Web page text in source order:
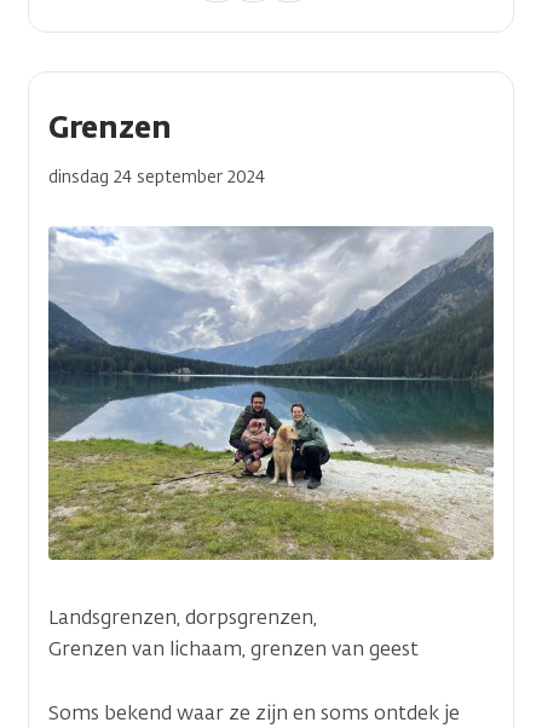
Grenzen
dinsdag 24 september 2024
Landsgrenzen, dorpsgrenzen,
Grenzen van lichaam, grenzen van geest
Soms bekend waar ze zijn en soms ontdek je